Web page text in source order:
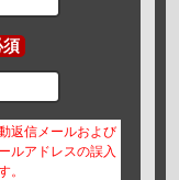
須
返信メールおよび
ルアドレスの誤入
。